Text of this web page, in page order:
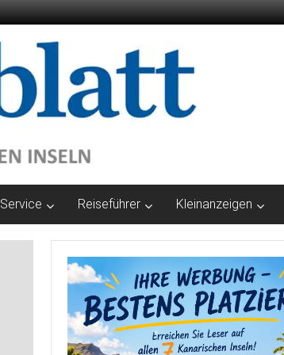
Service Reiseführer Kleinanzeigen